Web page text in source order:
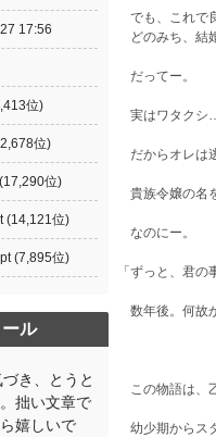
でも、これで
どのみち、結
だってー。
実はワタクシ
だからオレは
貴族令嬢の名
なのにー。
「ずっと、君の
数年後。何故
この物語は、
幼少期からス
17:56
位)
位)
位)
(14,121位)
(7,895位)
ル
き、とうと
拙い文章で
嬉しいで